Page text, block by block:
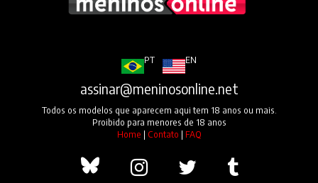
PT EN
assinar@meninosonline.net
Todos os modelos que aparecem aqui tem 18 anos ou mais.
Proibido para menores de 18 anos
Home | Contato | FAQ